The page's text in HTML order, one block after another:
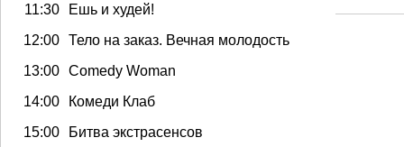
11:30
Ешь и худей!
12:00 Тело на заказ. Вечная молодость
13:00 Сomedy Woman
14:00
Комеди Клаб
15:00
Битва экстрасенсов